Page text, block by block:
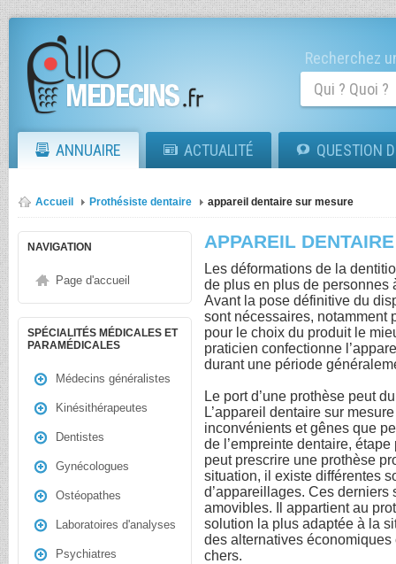
Recherchez
ANNUAIRE ACTUALITÉ QUESTION
Accueil Prothésiste dentaire appareil dentaire sur mesure
NAVIGATION
Page d'accueil
SPÉCIALITÉS MÉDICALES ET
PARAMÉDICALES
Médecins généralistes
Kinésithérapeutes
Dentistes
Gynécologues
Ostéopathes
Laboratoires d'analyses
Psychiatres
APPAREIL
Les déformations de la
de plus en plus de personnes
Avant la pose définitive du
sont nécessaires, notamment
pour le choix du produit le
praticien confectionne
durant une période
Le port d’une prothèse peut
L’appareil dentaire sur
inconvénients et gênes que
de l’empreinte dentaire,
peut prescrire une prothèse
situation, il existe différentes
d’appareillages. Ces
amovibles. Il appartient au
solution la plus adaptée à la
des alternatives
chers.